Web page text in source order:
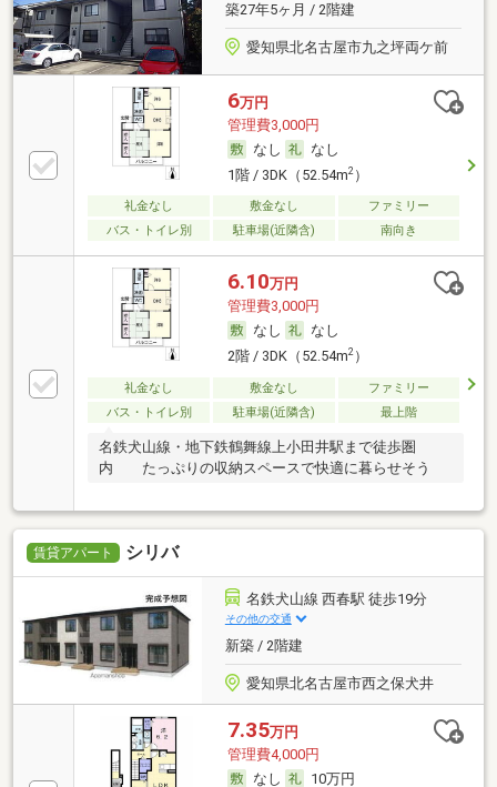
築27年5ヶ月 / 2階建
愛知県北名古屋市九之坪両ケ前
6万円
管理費3,000円
なし
なし
1階 / 3DK（52.54m2）
礼金なし 敷金なし
ファミリー
バス・トイレ別
駐車場(近隣含) 南向き
6.10万円
管理費3,000円
なし
なし
2階 / 3DK（52.54m2）
礼金なし 敷金なし
ファミリー
バス・トイレ別
駐車場(近隣含) 最上階
名鉄犬山線・地下鉄鶴舞線上小田井駅まで徒歩圏
内 たっぷりの収納スペースで快適に暮らせそう
賃貸アパート シリバ
名鉄犬山線 西春駅 徒歩19分
その他の交通
新築 / 2階建
愛知県北名古屋市西之保犬井
7.35万円
管理費4,000円
なし
10万円